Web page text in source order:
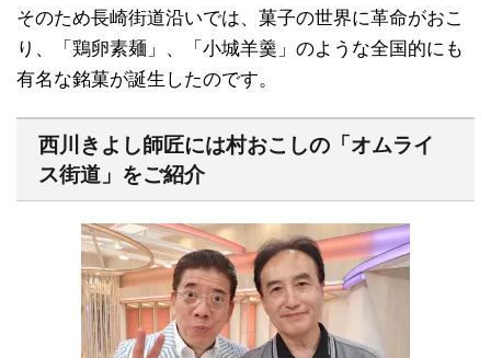
そのため長崎街道沿いでは、菓子の世界に革命がおこ
り、「鶏卵素麺」、「小城羊羹」のような全国的にも
有名な銘菓が誕生したのです。
西川きよし師匠には村おこしの「オムライ
ス街道」をご紹介